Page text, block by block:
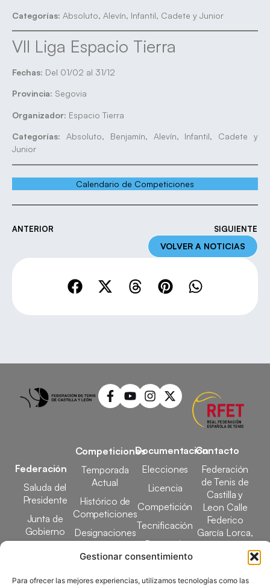
Gestionar consentimiento
Para ofrecer las mejores experiencias, utilizamos tecnologías como las
Categorías: Absoluto, Alevín, Infantil, Cadete y Junior
VII Liga Espacio Tierra
Fechas: Del 01/02 al 31/12
Provincia: Segovia
Organizador: Espacio Tierra
Categorías: Absoluto, Benjamín, Alevín, Infantil, Cadete y
Junior
Calendario de Competiciones
ANTERIOR SIGUIENTE
VOLVER A NOTICIAS
Federación
Saluda del
Presidente
Junta de
Gobierno
Competiciones
Temporada
Actual
Histórico de
Competiciones
Designaciones
Documentación
Elecciones
Licencia
Competición
Tecnificación
Docencia
Contacto
Federación
de Tenis de
Castilla y
Leon Calle
Federico
García Lorca,